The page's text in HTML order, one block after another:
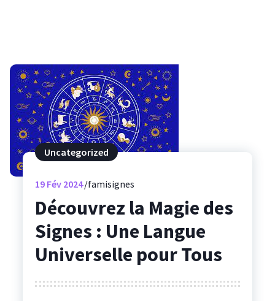
Uncategorized
19Fév 2024 famisignes
Découvrez la Magie des
Signes : Une Langue
Universelle pour Tous